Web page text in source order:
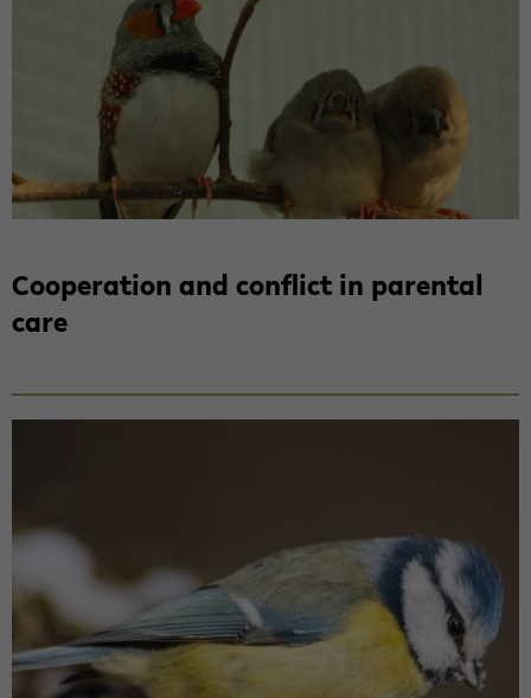
Co­ope­ra­ti­on and con­flict in pa­ren­tal
care